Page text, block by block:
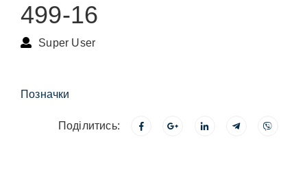
499-16
Super User
Позначки
Поділитись: